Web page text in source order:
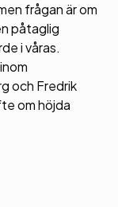
frågan är om
påtaglig
i våras.
och Fredrik
om höjda